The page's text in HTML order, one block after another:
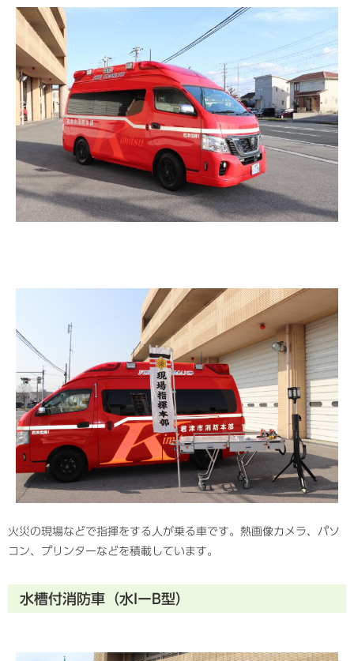
火災の現場などで指揮をする人が乗る車です。熱画像カメラ、パソ
コン、プリンターなどを積載しています。
水槽付消防車（水IーB型）